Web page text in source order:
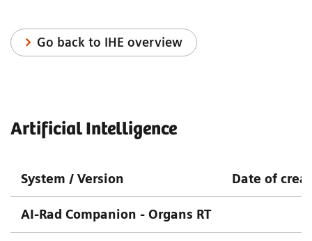
Go back to IHE overview
Artificial Intelligence
System / Version Date of
AI-Rad Companion - Organs RT